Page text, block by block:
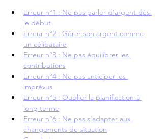
Erreur n°1 : Ne pas parler d’argent dès
le début
Erreur n°2 : Gérer son argent comme
un célibataire
Erreur n°3 : Ne pas équilibrer les
contributions
Erreur n°4 : Ne pas anticiper les
imprévus
Erreur n°5 : Oublier la planification à
long terme
Erreur n°6 : Ne pas s’adapter aux
changements de situation